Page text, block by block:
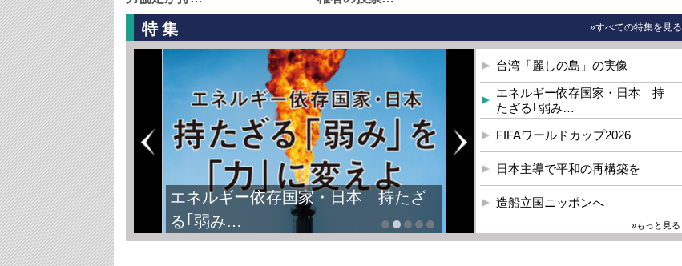
特集 »すべての特集を見る
エネルギー依存国家・日本 持たざ
る｢弱み…
台湾「麗しの島」の実像
エネルギー依存国家・日本 持
たざる｢弱み…
FIFAワールドカップ2026
日本主導で平和の再構築を
造船立国ニッポンへ
»もっと見る